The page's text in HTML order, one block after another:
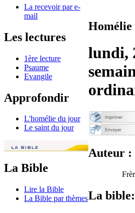
La recevoir par e-
mail
Les lectures
1ère lecture
Psaume
Evangile
Approfondir
L'homélie du jour
Le saint du jour
La Bible
Lire la Bible
La Bible par thèmes
Homélie
lundi,
Auteur :
La bible: